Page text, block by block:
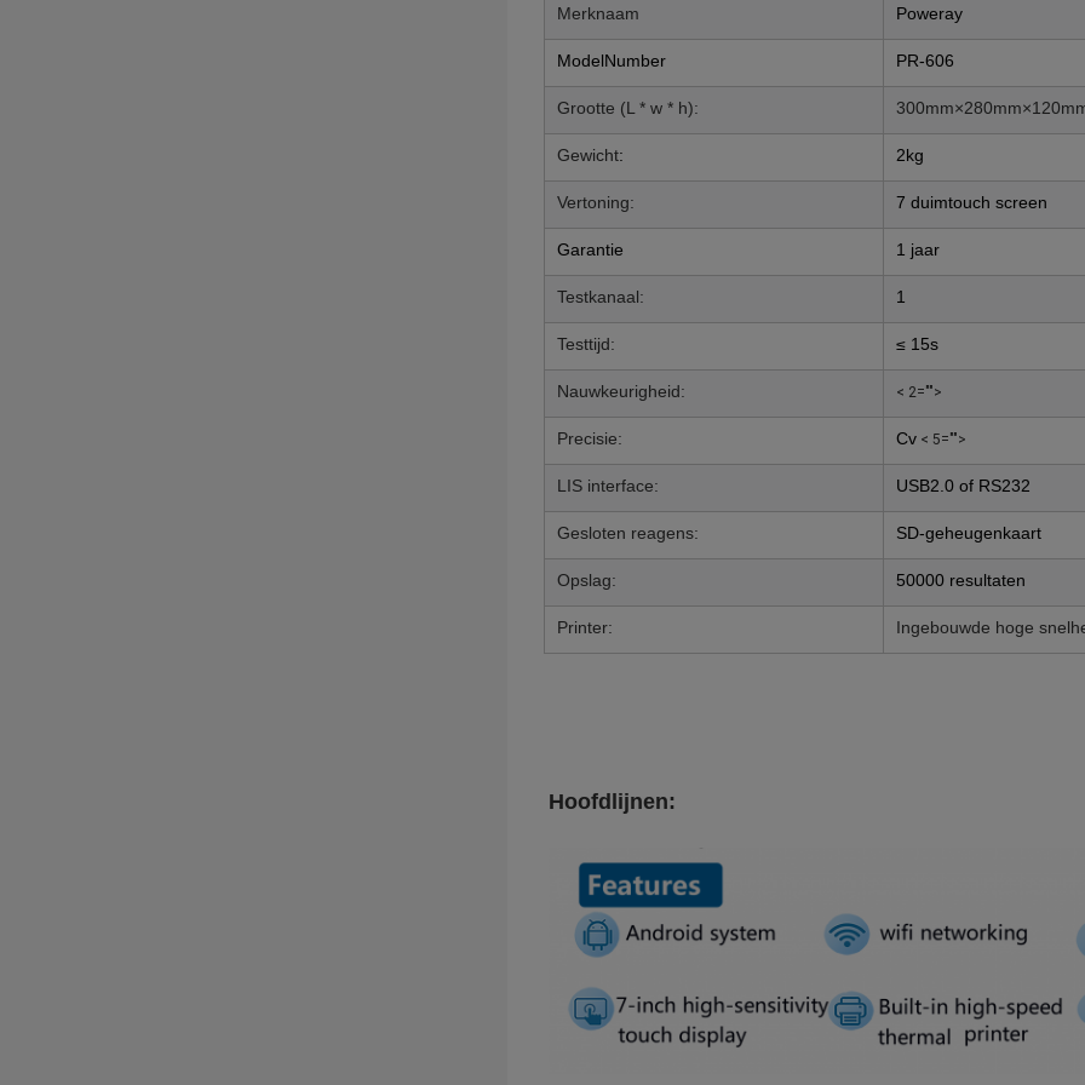
Merknaam Poweray
ModelNumber PR-606
Grootte (L * w * h):
Gewicht: 2kg
Vertoning: 7 duimtouch screen
Garantie 1 jaar
Testkanaal: 1
Testtijd: ≤ 15s
Nauwkeurigheid: < 2="">
Precisie: Cv < 5="">
LIS interface: USB2.0 of RS232
Gesloten reagens: SD-geheugenkaart
Opslag: 50000 resultaten
Printer: Ingebouwde hoge
Hoofdlijnen: